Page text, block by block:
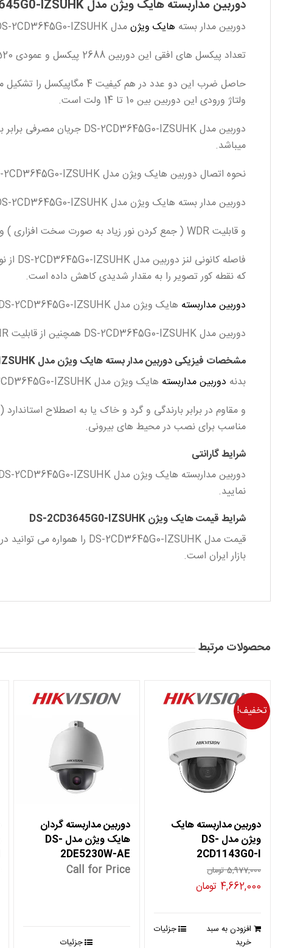
دوربین مداربسته هایک ویژن مدل DS-2CD3645G0-IZSUHK
دوربین مدار بسته هایک ویژنمدل DS-2CD3645G0-IZSUHK از محصولات سری تحت شبکه کمپانی هایک ویژن میباشد که از کیفیت و کارایی مناسبی برخوردار است.
تعداد پیکسل های افقی این دوربین 2688 پیکسل و عمودی 1520 پیکسل میباشد.
حاصل ضرب این دو عدد در هم کیفیت 4 مگاپیکسل را تشکیل میدهد.
ولتاژ ورودی این دوربین بین 10 تا 14 ولت است.
میباشد.
نحوه اتصال دوربین هایک ویژن مدل DS-2CD3645G0-IZSUHK به دستگاه NVR از طریق کابل شبکه یا CAT6 به متراژ حداکثر 200 متر و از طریق سوکت شبکه RG 45 میباشد.
دوربین مدار بسته هایک ویژن مدل DS-2CD3645G0-IZSUHK مجهز به قابلیت BLC ( یکسان کردن تضاد نوری در محیط های روشن و تاریک )
و قابلیت WDR ( جمع کردن نور زیاد به صورت سخت افزاری ) و DAY/NIGHT ( تنظیم نور در شب و روز ) میباشد.
فاصله کانونی لنز دوربین مدل DS-2CD3645G0-IZSUHK از نوع موتورایز 2.7 تا 13.5 میلی متر میباشد که زاویه دید متغیری را تشکیل میدهد.
که نقطه کور تصویر را به مقدار شدیدی کاهش داده است.
دوربین مداربسته هایک ویژن مدل DS-2CD3645G0-IZSUHK برد دید در شبی برابر با 60 متر مربع را پوشش میدهد.
دوربین مدل DS-2CD3645G0-IZSUHK همچنین از قابلیت DNR ( کاهش نویز در شب ) نیز پشتیبانی میکند.
مشخصات فیزیکی دوربین مدار بسته هایک ویژن مدل DS-2CD3645G0-IZSUHK
بدنه دوربین مداربسته هایک ویژن مدل DS-2CD3645G0-IZSUHK شکیل شده از فلز است.
و مقاوم در برابر بارندگی و گرد و خاک یا به اصطلاح استاندارد ( IP67 )
مناسب برای نصب در محیط های بیرونی.
شرایط گارانتی
نمایید.
شرایط قیمت هایک ویژن DS-2CD3645G0-IZSUHK
بازار ایران است.
محصولات مرتبط
تخفیف!
دوربین مداربسته هایک
ویژن مدل DS-
2CD1143G0-I
5,977,000تومان
قیمت
بود.
4,662,000 تومانقیمت
است.
افزودن به سبد
خرید
جزئیات
دوربین مداربسته گردان
هایک ویژن مدل DS-
2DE5230W-AE
Call for Price
جزئیات